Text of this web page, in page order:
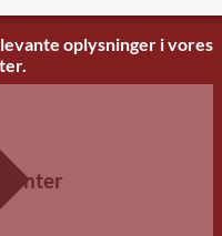
oplysninger i vores